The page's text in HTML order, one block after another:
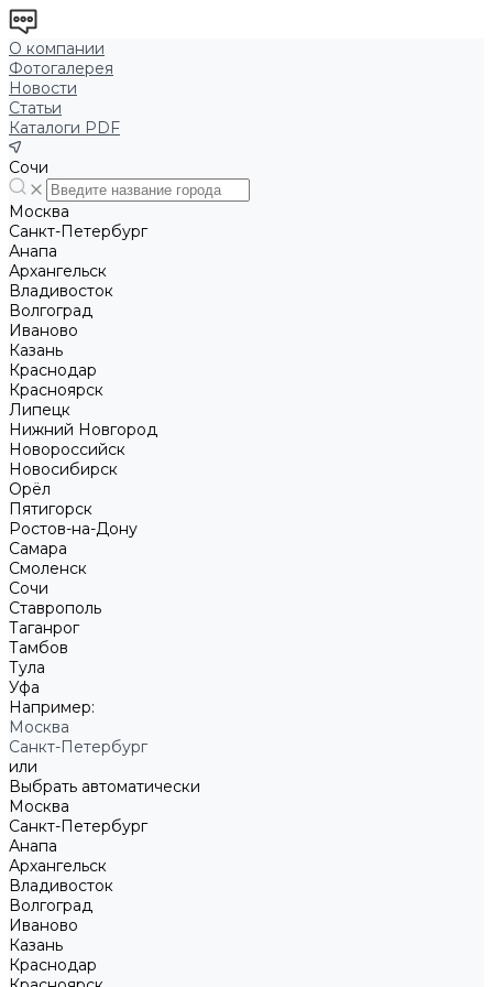
О компании
Фотогалерея
Новости
Статьи
Каталоги PDF
Сочи
Москва
Санкт-Петербург
Анапа
Архангельск
Владивосток
Волгоград
Иваново
Казань
Краснодар
Красноярск
Липецк
Нижний Новгород
Новороссийск
Новосибирск
Орёл
Пятигорск
Ростов-на-Дону
Самара
Смоленск
Сочи
Ставрополь
Таганрог
Тамбов
Тула
Уфа
Например:
Москва
Санкт-Петербург
или
Выбрать автоматически
Москва
Санкт-Петербург
Анапа
Архангельск
Владивосток
Волгоград
Иваново
Казань
Краснодар